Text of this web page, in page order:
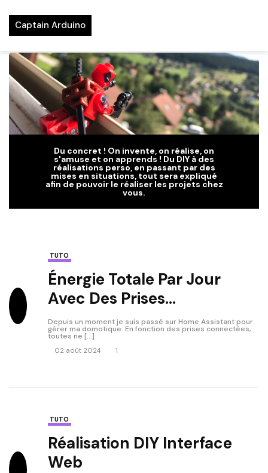
Captain Arduino
Du concret ! On invente, on réalise, on
s'amuse et on apprends ! Du DIY à des
réalisations perso, en passant par des
mises en situations, tout sera expliqué
afin de pouvoir le réaliser les projets chez
vous.
TUTO
Énergie Totale Par Jour
Avec Des Prises
Connectées (Home
Assistant)
Depuis un moment je suis passé sur Home Assistant pour
gérer ma domotique. En fonction des prises connectées,
toutes ne […]
02 août 2024 1
TUTO
Réalisation DIY Interface
Web